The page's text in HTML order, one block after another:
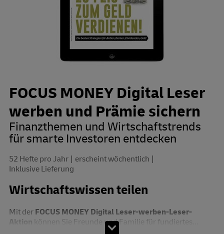
FOCUS MONEY Digital Leser
werben und Prämie sichern
Finanzthemen und Wirtschaftstrends
für smarte Investoren entdecken
52 Hefte pro Jahr
erscheint wöchentlich
Inklusive Lieferung
Wirtschaftswissen teilen
Mit der FOCUS MONEY Digital Leser-werben-Leser-
Aktion können Sie Freunde und Familie für fundiertes...